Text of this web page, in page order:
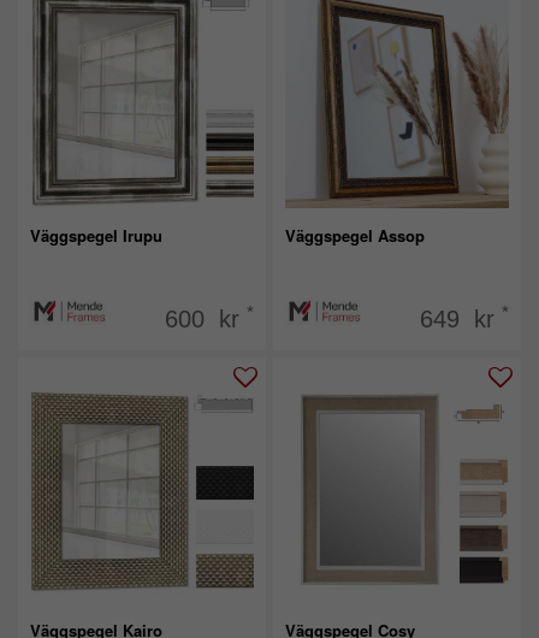
Väggspegel Irupu
600 kr *
Väggspegel Assop
649 kr *
Väggspegel Kairo Väggspegel Cosy